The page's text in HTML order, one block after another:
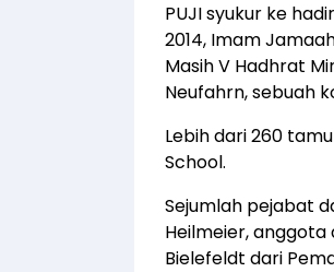
PUJI syukur ke
2014, Imam
Masih V Hadhrat
Neufahrn, sebuah
Lebih dari 260
School.
Sejumlah pejabat
Heilmeier, anggota
Bielefeldt dari